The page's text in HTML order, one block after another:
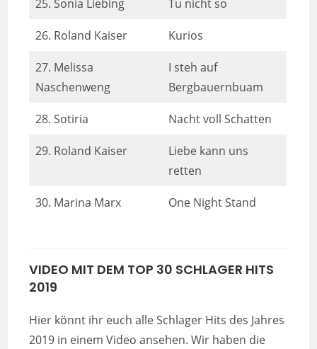
25. Sonia Liebing Tu nicht so
26. Roland Kaiser Kurios
27. Melissa
Naschenweng
I steh auf
Bergbauernbuam
28. Sotiria Nacht voll Schatten
29. Roland Kaiser
Liebe kann uns
retten
30. Marina Marx One Night Stand
VIDEO MIT DEM TOP 30 SCHLAGER HITS
2019
Hier könnt ihr euch alle Schlager Hits des Jahres
2019 in einem Video ansehen. Wir haben die